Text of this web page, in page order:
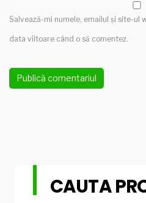
Salvează-mi numele, emailul și site-ul
data viitoare când o să comentez.
CAUTA